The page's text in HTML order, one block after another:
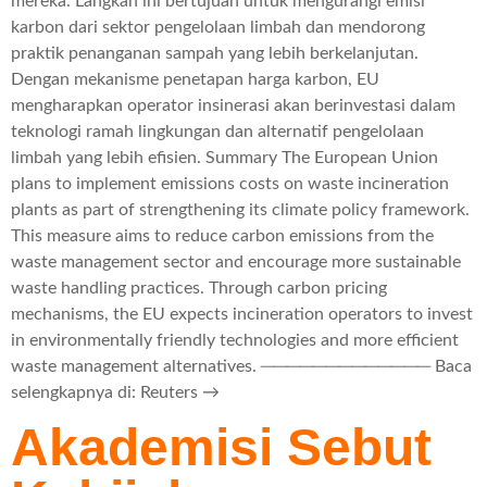
karbon dari sektor pengelolaan limbah dan mendorong
praktik penanganan sampah yang lebih berkelanjutan.
Dengan mekanisme penetapan harga karbon, EU
mengharapkan operator insinerasi akan berinvestasi dalam
teknologi ramah lingkungan dan alternatif pengelolaan
limbah yang lebih efisien. Summary The European Union
plans to implement emissions costs on waste incineration
plants as part of strengthening its climate policy framework.
This measure aims to reduce carbon emissions from the
waste management sector and encourage more sustainable
waste handling practices. Through carbon pricing
mechanisms, the EU expects incineration operators to invest
in environmentally friendly technologies and more efficient
waste management alternatives. ───────────── Baca
selengkapnya di: Reuters →
Akademisi Sebut